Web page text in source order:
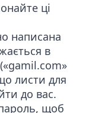
ці
написана
в
листи для
до вас.
, щоб